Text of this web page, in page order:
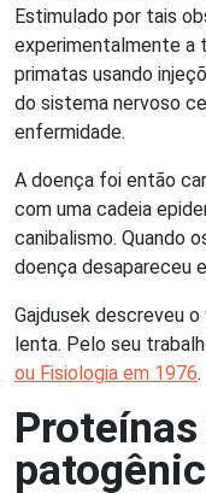
Estimulado por tais
experimentalmente a
primatas usando
do sistema nervoso
enfermidade.
A doença foi então
com uma cadeia
canibalismo. Quando
doença desapareceu
Gajdusek descreveu
lenta. Pelo seu
ou Fisiologia em 1976.